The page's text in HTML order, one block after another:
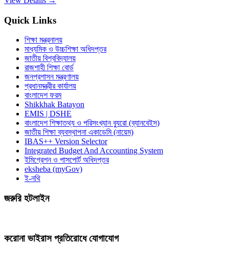
Quick Links
শিক্ষা মন্ত্রনালয়
মাধ্যমিক ও উচ্চশিক্ষা অধিদপ্তর
জাতীয় বিশ্ববিদ্যালয়
রাজশাহী শিক্ষা বোর্ড
জনপ্রশাসন মন্ত্রণালয়
প্রধানমন্ত্রীর কার্যালয়
বাংলাদেশ ফরম
Shikkhak Batayon
EMIS | DSHE
বাংলাদেশ শিক্ষাতথ্য ও পরিসংখ্যান ব্যুরো (ব্যানবেইস)
জাতীয় শিক্ষা ব্যবস্থাপনা একাডেমি (নায়েম)
IBAS++ Version Selector
Integrated Budget And Accounting System
ইমিগ্রেশন ও পাসপোর্ট অধিদপ্তর
eksheba (myGov)
ই-নথি
জরুরি হটলাইন
করোনা ভাইরাস প্রতিরোধে যোগাযোগ